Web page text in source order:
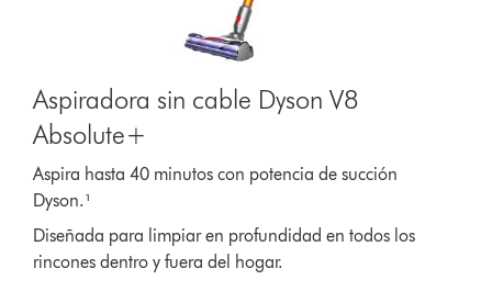
Aspiradora sin cable Dyson V8
Absolute+
Aspira hasta 40 minutos con potencia de succión
Dyson.¹
Diseñada para limpiar en profundidad en todos los
rincones dentro y fuera del hogar.